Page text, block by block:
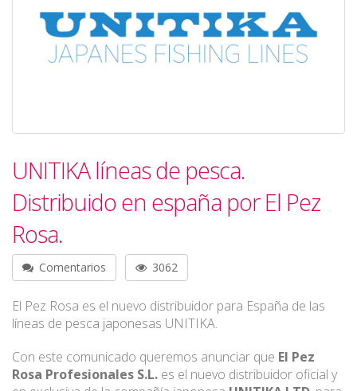
UNITIKA líneas de pesca.
Distribuido en españa por El Pez
Rosa.
Comentarios 3062
El Pez Rosa es el nuevo distribuidor para España de las
líneas de pesca japonesas UNITIKA.
Con este comunicado queremos anunciar que El Pez
Rosa Profesionales S.L. es el nuevo distribuidor oficial y